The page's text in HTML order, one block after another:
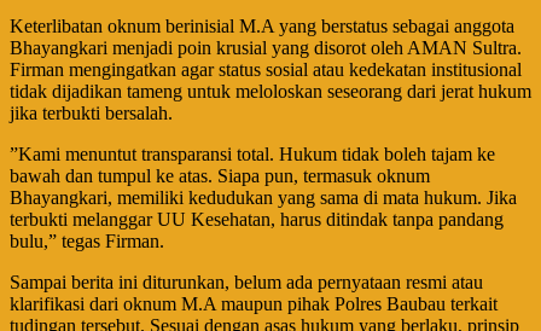
​Keterlibatan oknum berinisial M.A yang berstatus sebagai anggota
Bhayangkari menjadi poin krusial yang disorot oleh AMAN Sultra.
Firman mengingatkan agar status sosial atau kedekatan institusional
tidak dijadikan tameng untuk meloloskan seseorang dari jerat hukum
jika terbukti bersalah.
​”Kami menuntut transparansi total. Hukum tidak boleh tajam ke
bawah dan tumpul ke atas. Siapa pun, termasuk oknum
Bhayangkari, memiliki kedudukan yang sama di mata hukum. Jika
terbukti melanggar UU Kesehatan, harus ditindak tanpa pandang
bulu,” tegas Firman.
​Sampai berita ini diturunkan, belum ada pernyataan resmi atau
klarifikasi dari oknum M.A maupun pihak Polres Baubau terkait
tudingan tersebut. Sesuai dengan asas hukum yang berlaku, prinsip